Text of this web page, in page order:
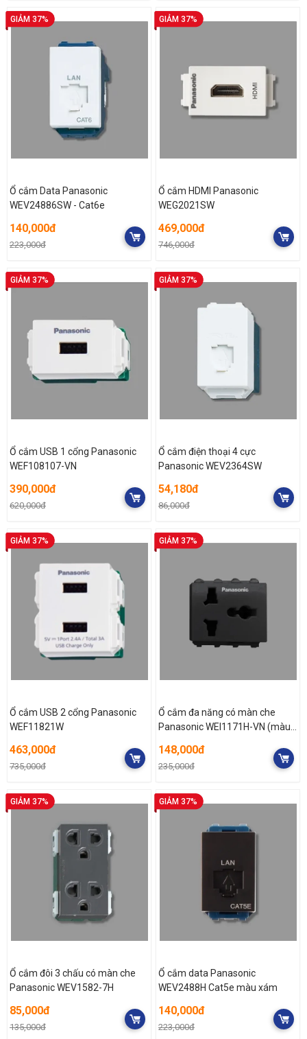
GIẢM 37%
Ổ cắm Data Panasonic
WEV24886SW - Cat6e
140,000đ
223,000đ
GIẢM 37%
Ổ cắm HDMI Panasonic
WEG2021SW
469,000đ
746,000đ
GIẢM 37%
Ổ cắm USB 1 cổng Panasonic
WEF108107-VN
390,000đ
620,000đ
GIẢM 37%
Ổ cắm điện thoại 4 cực
Panasonic WEV2364SW
54,180đ
86,000đ
GIẢM 37%
Ổ cắm USB 2 cổng Panasonic
WEF11821W
463,000đ
735,000đ
GIẢM 37%
Ổ cắm đa năng có màn che
Panasonic WEI1171H-VN (màu
148,000đ
235,000đ
GIẢM 37%
Ổ cắm đôi 3 chấu có màn che
Panasonic WEV1582-7H
85,000đ
135,000đ
GIẢM 37%
Ổ cắm data Panasonic
WEV2488H Cat5e màu xám
140,000đ
223,000đ